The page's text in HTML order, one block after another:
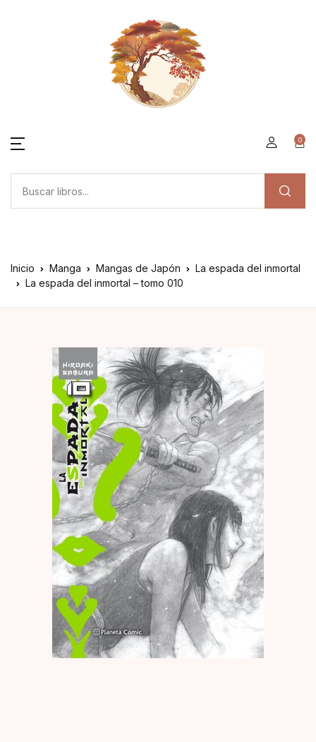
0
Inicio Manga Mangas de Japón
La espada del inmortal
La espada del inmortal – tomo 010